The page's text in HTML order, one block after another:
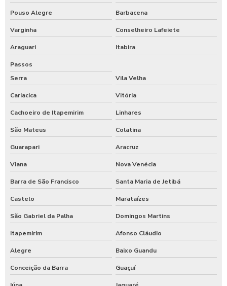
Pouso Alegre Barbacena
Varginha Conselheiro Lafeiete
Araguari Itabira
Passos
Serra
Vila Velha
Cariacica Vitória
Cachoeiro de Itapemirim Linhares
São Mateus Colatina
Guarapari Aracruz
Viana Nova Venécia
Barra de São Francisco Santa Maria de Jetibá
Castelo Marataízes
São Gabriel da Palha Domingos Martins
Itapemirim Afonso Cláudio
Alegre Baixo Guandu
Conceição da Barra Guaçuí